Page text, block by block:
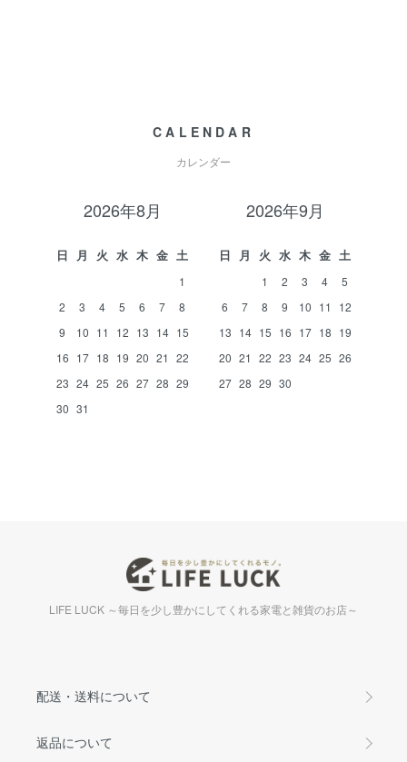
CALENDAR
カレンダー
2026年8月
日 月 火 水 木 金 土
1
2
3 4 5 6 7
8
9
10 11 12 13 14 15
16 17 18 19 20 21 22
23 24 25 26 27 28 29
30 31
2026年9月
日 月 火 水 木 金 土
1 2 3 4
5
6
7 8 9 10 11
12
13 14 15 16 17 18 19
20 21 22 23 24 25 26
27 28 29 30
LIFE LUCK ～毎日を少し豊かにしてくれる家電と雑貨のお店～
配送・送料について
返品について